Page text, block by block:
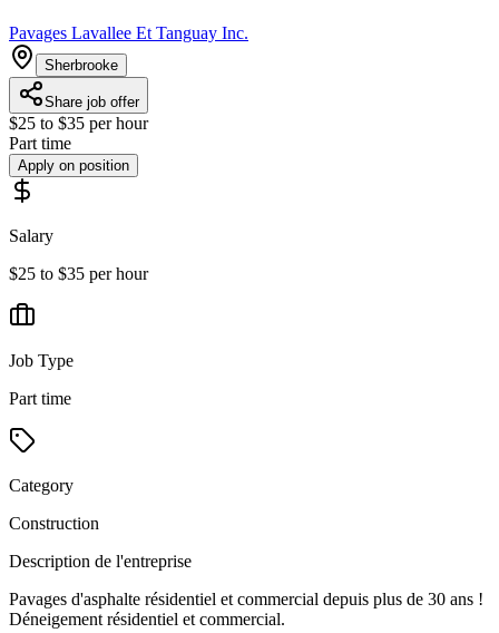
Pavages Lavallee Et Tanguay Inc.
Sherbrooke
Share job offer
$25 to $35 per hour
Part time
Apply on position
Salary
$25 to $35 per hour
Job Type
Part time
Category
Construction
Description de l'entreprise
Pavages d'asphalte résidentiel et commercial depuis plus de 30 ans !
Déneigement résidentiel et commercial.